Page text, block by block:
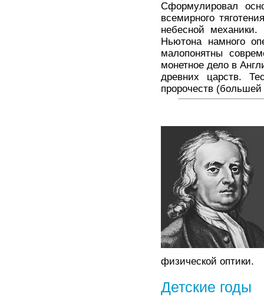
Сформулировал
всемирного
небесной
Ньютона намного
малопонятны
монетное дело в
древних царств.
пророчеств
физической оптики.
Детские годы